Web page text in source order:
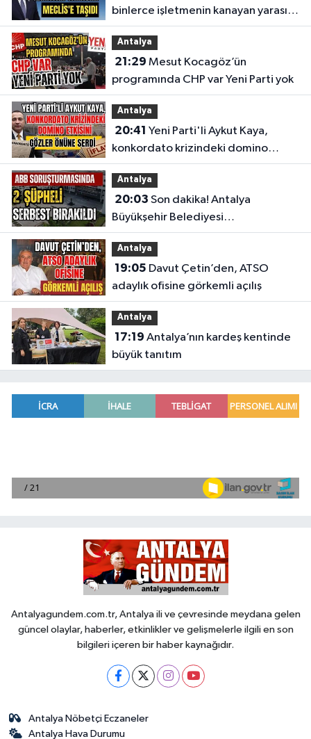
binlerce işletmenin kanayan yarasını
Meclis'e taşıdı
Antalya
21:29
programında CHP var Yeni Parti yok
Antalya
20:41
konkordato krizindeki domino
etkisini gözler önüne serdi
Antalya
20:03
Büyükşehir Belediyesi
soruşturmasında 2 şüpheli serbest
bırakıldı
Antalya
19:05
adaylık ofisine görkemli açılış
Antalya
17:19
büyük tanıtım
Antalyagundem.com.tr, Antalya ili ve çevresinde meydana gelen
güncel olaylar, haberler, etkinlikler ve gelişmelerle ilgili en son
bilgileri içeren bir haber kaynağıdır.
Antalya Nöbetçi Eczaneler
Antalya Hava Durumu